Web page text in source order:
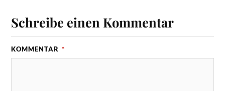
Schreibe einen Kommentar
KOMMENTAR *